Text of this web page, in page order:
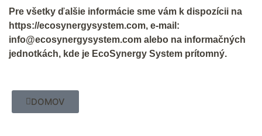
Pre všetky ďalšie informácie sme vám k dispozícii na
https://ecosynergysystem.com, e-mail:
info@ecosynergysystem.com alebo na informačných
jednotkách, kde je EcoSynergy System prítomný.
DOMOV